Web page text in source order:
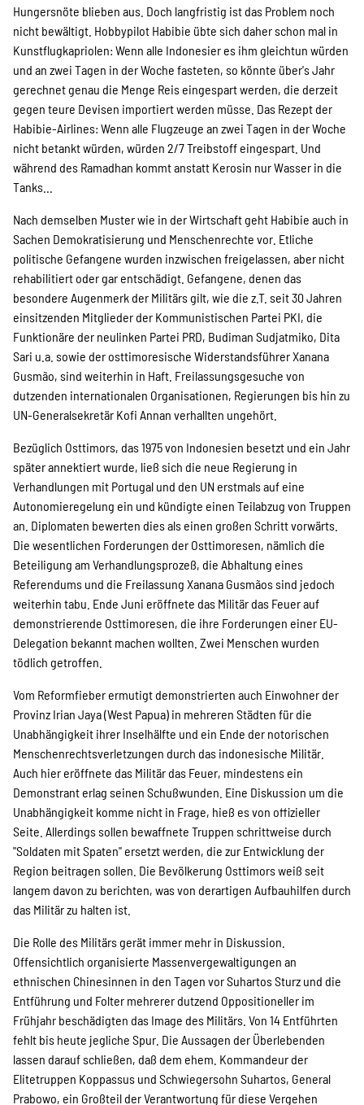
Hungersnöte blieben aus. Doch langfristig ist das Problem noch
nicht bewältigt. Hobbypilot Habibie übte sich daher schon mal in
Kunstflugkapriolen: Wenn alle Indonesier es ihm gleichtun würden
und an zwei Tagen in der Woche fasteten, so könnte über's Jahr
gerechnet genau die Menge Reis eingespart werden, die derzeit
gegen teure Devisen importiert werden müsse. Das Rezept der
Habibie-Airlines: Wenn alle Flugzeuge an zwei Tagen in der Woche
nicht betankt würden, würden 2/7 Treibstoff eingespart. Und
während des Ramadhan kommt anstatt Kerosin nur Wasser in die
Tanks...
Nach demselben Muster wie in der Wirtschaft geht Habibie auch in
Sachen Demokratisierung und Menschenrechte vor. Etliche
politische Gefangene wurden inzwischen freigelassen, aber nicht
rehabilitiert oder gar entschädigt. Gefangene, denen das
besondere Augenmerk der Militärs gilt, wie die z.T. seit 30 Jahren
einsitzenden Mitglieder der Kommunistischen Partei PKI, die
Funktionäre der neulinken Partei PRD, Budiman Sudjatmiko, Dita
Sari u.a. sowie der osttimoresische Widerstandsführer Xanana
Gusmão, sind weiterhin in Haft. Freilassungsgesuche von
dutzenden internationalen Organisationen, Regierungen bis hin zu
UN-Generalsekretär Kofi Annan verhallten ungehört.
Bezüglich Osttimors, das 1975 von Indonesien besetzt und ein Jahr
später annektiert wurde, ließ sich die neue Regierung in
Verhandlungen mit Portugal und den UN erstmals auf eine
Autonomieregelung ein und kündigte einen Teilabzug von Truppen
an. Diplomaten bewerten dies als einen großen Schritt vorwärts.
Die wesentlichen Forderungen der Osttimoresen, nämlich die
Beteiligung am Verhandlungsprozeß, die Abhaltung eines
Referendums und die Freilassung Xanana Gusmãos sind jedoch
weiterhin tabu. Ende Juni eröffnete das Militär das Feuer auf
demonstrierende Osttimoresen, die ihre Forderungen einer EU-
Delegation bekannt machen wollten. Zwei Menschen wurden
tödlich getroffen.
Vom Reformfieber ermutigt demonstrierten auch Einwohner der
Provinz Irian Jaya (West Papua) in mehreren Städten für die
Unabhängigkeit ihrer Inselhälfte und ein Ende der notorischen
Menschenrechtsverletzungen durch das indonesische Militär.
Auch hier eröffnete das Militär das Feuer, mindestens ein
Demonstrant erlag seinen Schußwunden. Eine Diskussion um die
Unabhängigkeit komme nicht in Frage, hieß es von offizieller
Seite. Allerdings sollen bewaffnete Truppen schrittweise durch
"Soldaten mit Spaten" ersetzt werden, die zur Entwicklung der
Region beitragen sollen. Die Bevölkerung Osttimors weiß seit
langem davon zu berichten, was von derartigen Aufbauhilfen durch
das Militär zu halten ist.
Die Rolle des Militärs gerät immer mehr in Diskussion.
Offensichtlich organisierte Massenvergewaltigungen an
ethnischen Chinesinnen in den Tagen vor Suhartos Sturz und die
Entführung und Folter mehrerer dutzend Oppositioneller im
Frühjahr beschädigten das Image des Militärs. Von 14 Entführten
fehlt bis heute jegliche Spur. Die Aussagen der Überlebenden
lassen darauf schließen, daß dem ehem. Kommandeur der
Elitetruppen Koppassus und Schwiegersohn Suhartos, General
Prabowo, ein Großteil der Verantwortung für diese Vergehen